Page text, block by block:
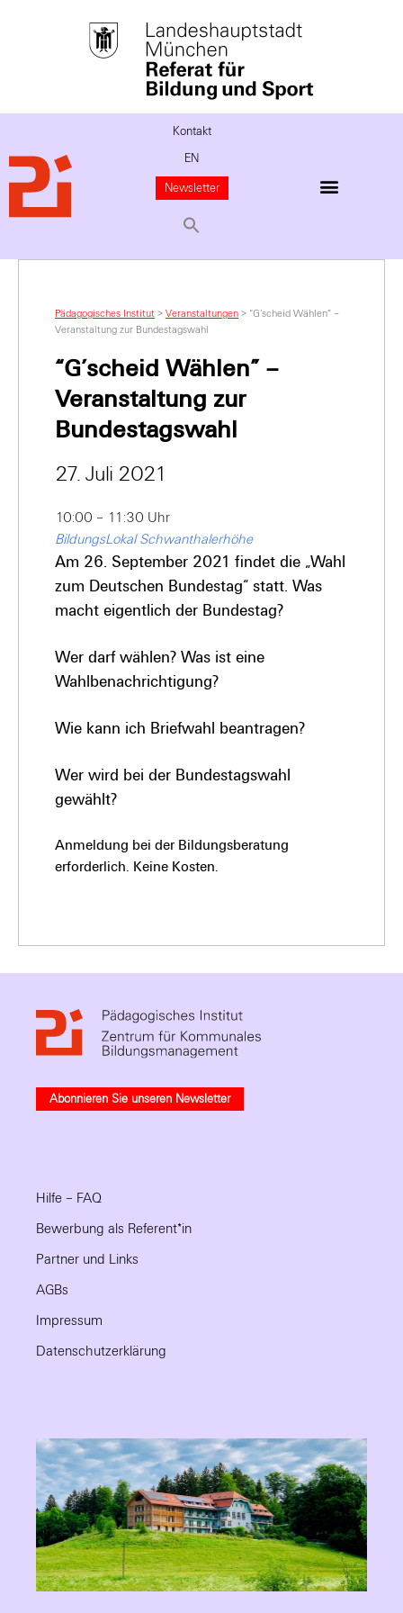
Kontakt
EN
Newsletter
Pädagogisches Institut > Veranstaltungen > “G’scheid Wählen” –
Veranstaltung zur Bundestagswahl
“G’scheid Wählen” –
Veranstaltung zur
Bundestagswahl
27. Juli 2021
10:00 – 11:30 Uhr
BildungsLokal Schwanthalerhöhe
Am 26. September 2021 findet die „Wahl
zum Deutschen Bundestag“ statt. Was
macht eigentlich der Bundestag?
Wer darf wählen? Was ist eine
Wahlbenachrichtigung?
Wie kann ich Briefwahl beantragen?
Wer wird bei der Bundestagswahl
gewählt?
Anmeldung bei der Bildungsberatung
erforderlich. Keine Kosten.
Abonnieren Sie unseren Newsletter
Hilfe – FAQ
Bewerbung als Referent*in
Partner und Links
AGBs
Impressum
Datenschutzerklärung